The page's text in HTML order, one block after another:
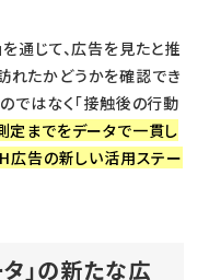
を通じて、広告を見たと推
れたかどうかを確認でき
ではなく「接触後の行動
までをデータで一貫し
広告の新しい活用ステー
」の新たな広